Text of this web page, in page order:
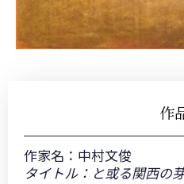
作
作家名： 中村文俊
タイトル：と或る関西の